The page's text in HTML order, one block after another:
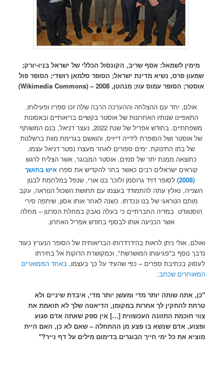
מימין לשמאל: אסף שריב, הקונסול הכללי של ישראל בניו-יורק;
שמעון פרס, נשיא מדינת ישראל; הסופר סלמאן רושדי; הסופר פול
אוסטר; הסופר עמוס עוז; מנהטן, 2008 – (Wikimedia Commons)
אולם, יחד עם ההצלחה וההערכה הרבה שלה זכו ספריו ופעילותו,
התאפיינו שנותיו האחרונות של אוסטר בקשיים בריאותיים ובאסונות
משפחתיים. בחודש אפריל של שנת 2022, נעצר דניאל, בנם המשותף
של אוסטר ושל הסופרת לידייה דייויס, והואשם בגרימת מוות ברשלנות
של בתו התינוקת. ימים ספורים לאחר מעצרו נפטר דניאל עצמו,
כתוצאה ממנת יתר של סמים. אוסטר המבוגר, אשר הצליח לרגש
קוראים ישראלים רבים כאשר בחר להקדיש את ספרואיש בחושך
(2008)
לסופר דויד גרוסמן ולזכר בנו אורי, שנפל במלחמת לבנון
השנייה, נאלץ עתה להתמודד בעצמו עם תחושת השכול הנוראה, עקב
מותם הטראגי של בנו ונכדתו. כשנה לאחר אותו אסון, שיתפה סירי
הוסטוודט במדיה החברתיים כי בעלה נאבק במחלת הסרטן – מחלה
אשר הכניעה אותו לבסוף בחודש אפריל האחרון.
ואולם, אולי ניתן לראות בהידרדרותו הבריאותית של הסופר הנערץ כעוד
נדבך נוסף ב"פגיעותו המושרשת", וכמקושרת הדוקות אל בחירתו
לעסוק בכתיבת ספרים – כפי שהעיד על כך בעצמו,באחד הממוארים
המאוחרים שכתב:
"כן, אתה שותה יותר מדי ומעשן יותר מדי, איבדת שיניים ולא
טרחת להתקין לך אחרות במקומן, הדיאטה שלך לא תואמת את
צווי חוכמת התזונה העכשווית […] אין ספק שאתה אדם פגוע
ופצוע, אדם שנשא בו פצע מן ההתחלה – שאם לא כן, האם היית
מוציא את כל ימי חייך הבוגרים בדימום מילים על דף נייר?"